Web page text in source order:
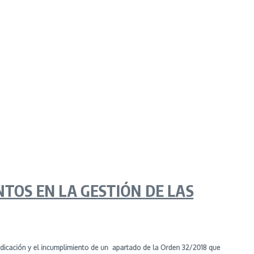
EN LA GESTIÓN DE LAS
y el incumplimiento de un apartado de la Orden 32/2018 que